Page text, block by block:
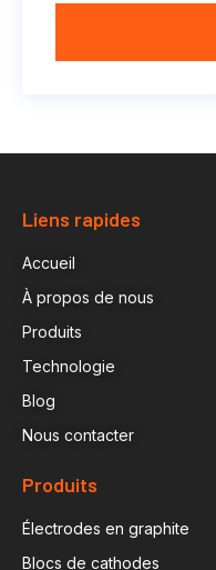
Liens rapides
Accueil
À propos de nous
Produits
Technologie
Blog
Nous contacter
Produits
Électrodes en graphite
Blocs de cathodes